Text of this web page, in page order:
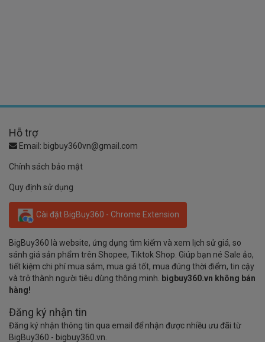
Hỗ trợ
Email: bigbuy360vn@gmail.com
Chính sách bảo mật
Quy định sử dụng
Cài đặt BigBuy360 - Chrome Extension
BigBuy360 là website, ứng dụng tìm kiếm và xem lịch sử giá, so
sánh giá sản phẩm trên Shopee, Tiktok Shop. Giúp bạn né Sale ảo,
tiết kiệm chi phí mua sắm, mua giá tốt, mua đúng thời điểm, tin cậy
và trở thành người tiêu dùng thông minh.
bigbuy360.vn không bán
hàng!
Đăng ký nhận tin
Đăng ký nhận thông tin qua email để nhận được nhiều ưu đãi từ
BigBuy360 - bigbuy360.vn.